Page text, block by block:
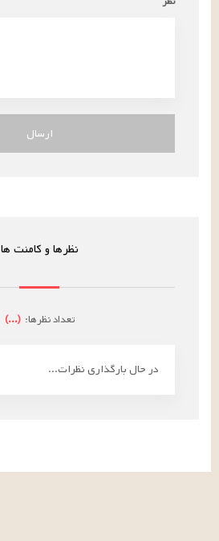
ارسال
نظرها و کامنت ها
تعداد نظرها: (
...
)
در حال بارگذاری نظرات...